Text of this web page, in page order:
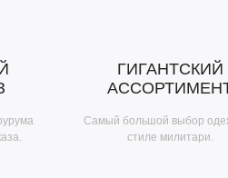
ГИГАНТСКИЙ
Самый большой выбор
стиле милитари.